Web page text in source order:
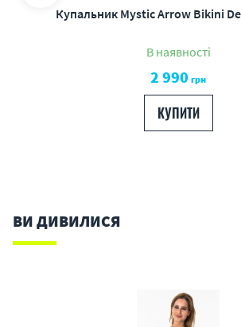
Купальник Mystic Arrow Bikini
В наявності
2 990 грн
КУПИТИ
ВИ ДИВИЛИСЯ